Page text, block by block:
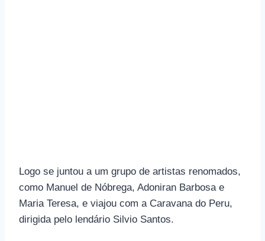
Logo se juntou a um grupo de artistas renomados,
como Manuel de Nóbrega, Adoniran Barbosa e
Maria Teresa, e viajou com a Caravana do Peru,
dirigida pelo lendário Silvio Santos.